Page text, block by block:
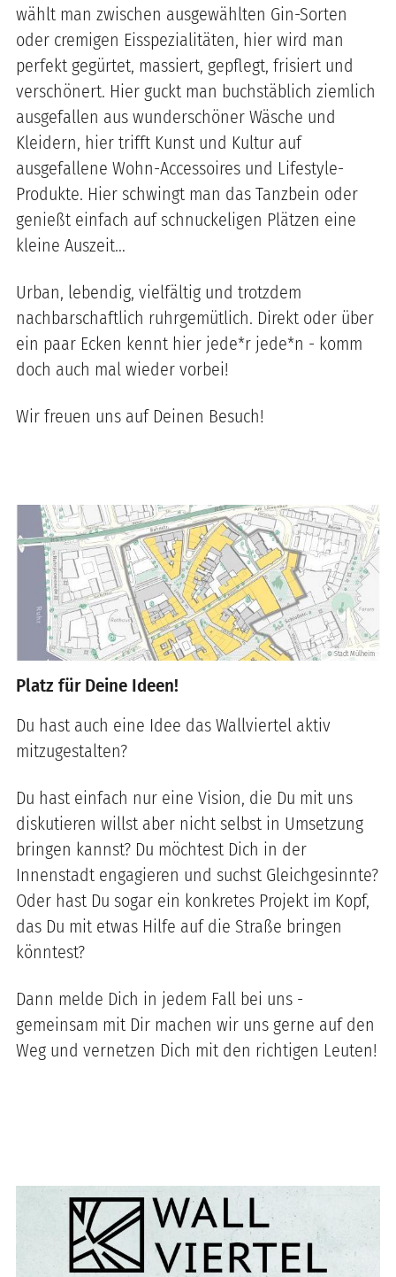
wählt man zwischen ausgewählten Gin-Sorten
oder cremigen Eisspezialitäten, hier wird man
perfekt gegürtet, massiert, gepflegt, frisiert und
verschönert. Hier guckt man buchstäblich ziemlich
ausgefallen aus wunderschöner Wäsche und
Kleidern, hier trifft Kunst und Kultur auf
ausgefallene Wohn-Accessoires und Lifestyle-
Produkte. Hier schwingt man das Tanzbein oder
genießt einfach auf schnuckeligen Plätzen eine
kleine Auszeit…
Urban, lebendig, vielfältig und trotzdem
nachbarschaftlich ruhrgemütlich. Direkt oder über
ein paar Ecken kennt hier jede*r jede*n - komm
doch auch mal wieder vorbei!
Wir freuen uns auf Deinen Besuch!
© Stadt Mülheim
Platz für Deine Ideen!
Du hast auch eine Idee das Wallviertel aktiv
mitzugestalten?
Du hast einfach nur eine Vision, die Du mit uns
diskutieren willst aber nicht selbst in Umsetzung
bringen kannst? Du möchtest Dich in der
Innenstadt engagieren und suchst Gleichgesinnte?
Oder hast Du sogar ein konkretes Projekt im Kopf,
das Du mit etwas Hilfe auf die Straße bringen
könntest?
Dann melde Dich in jedem Fall bei uns -
gemeinsam mit Dir machen wir uns gerne auf den
Weg und vernetzen Dich mit den richtigen Leuten!